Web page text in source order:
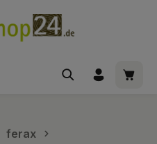
ferax